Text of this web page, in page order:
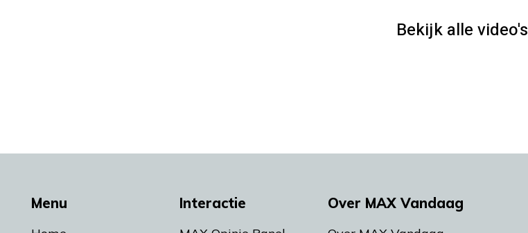
Bekijk alle video's
Menu Interactie Over MAX Vandaag